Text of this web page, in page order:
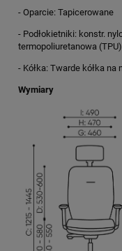
- Oparcie: Tapicerowane
- Podłokietniki: konstr.
termopoliuretanowa
- Kółka: Twarde kółka
Wymiary